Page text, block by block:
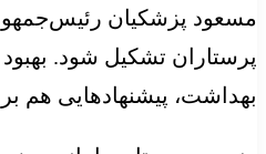
مسعود پزشکیان
پرستاران تشکیل شود.
بهداشت، پیشنهادهایی هم